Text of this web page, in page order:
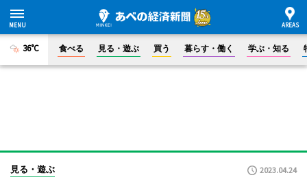
36°C 食べる 見る・遊ぶ 買う 暮らす・働く 学ぶ・知る
見る・遊ぶ 2023.04.24